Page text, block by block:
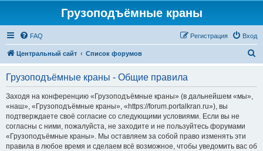
Грузоподъёмные краны
FAQ Вход
Регистрация
Центральный сайт Список форумов
Грузоподъёмные краны - Общие правила
Заходя на конференцию «Грузоподъёмные краны» (в дальнейшем «мы»,
«наш», «Грузоподъёмные краны», «https://forum.portalkran.ru»), вы
подтверждаете своё согласие со следующими условиями. Если вы не
согласны с ними, пожалуйста, не заходите и не пользуйтесь форумами
«Грузоподъёмные краны». Мы оставляем за собой право изменять эти
правила в любое время и сделаем всё возможное, чтобы уведомить вас об